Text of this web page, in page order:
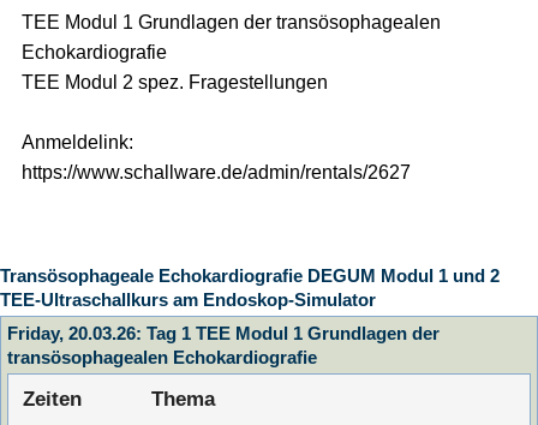
TEE Modul 1 Grundlagen der transösophagealen
Echokardiografie
TEE Modul 2 spez. Fragestellungen
Anmeldelink:
https://www.schallware.de/admin/rentals/2627
Transösophageale Echokardiografie DEGUM Modul 1 und 2
TEE-Ultraschallkurs am Endoskop-Simulator
Friday, 20.03.26: Tag 1 TEE Modul 1 Grundlagen der
transösophagealen Echokardiografie
Zeiten Thema